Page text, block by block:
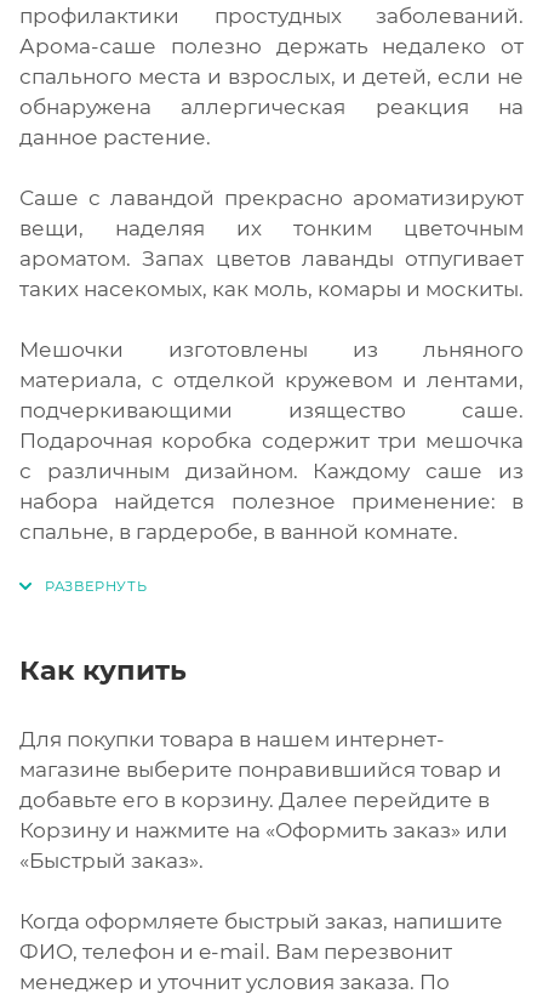
профилактики простудных заболеваний.
Арома-саше полезно держать недалеко от
спального места и взрослых, и детей, если не
обнаружена аллергическая реакция на
данное растение.
Саше с лавандой прекрасно ароматизируют
вещи, наделяя их тонким цветочным
ароматом. Запах цветов лаванды отпугивает
таких насекомых, как моль, комары и москиты.
Мешочки изготовлены из льняного
материала, с отделкой кружевом и лентами,
подчеркивающими изящество саше.
Подарочная коробка содержит три мешочка
с различным дизайном. Каждому саше из
набора найдется полезное применение: в
спальне, в гардеробе, в ванной комнате.
Как купить
Для покупки товара в нашем интернет-
магазине выберите понравившийся товар и
добавьте его в корзину. Далее перейдите в
Корзину и нажмите на «Оформить заказ» или
«Быстрый заказ».
Когда оформляете быстрый заказ, напишите
ФИО, телефон и e-mail. Вам перезвонит
менеджер и уточнит условия заказа. По